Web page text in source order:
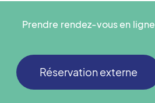
Prendre rendez-vous en ligne
Réservation externe